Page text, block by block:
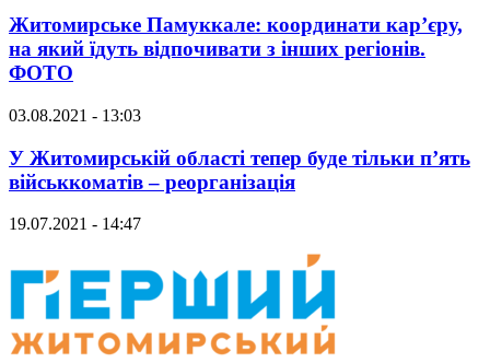
Житомирське Памуккале: координати кар’єру,
на який їдуть відпочивати з інших регіонів.
ФОТО
03.08.2021 - 13:03
У Житомирській області тепер буде тільки п’ять
військкоматів – реорганізація
19.07.2021 - 14:47